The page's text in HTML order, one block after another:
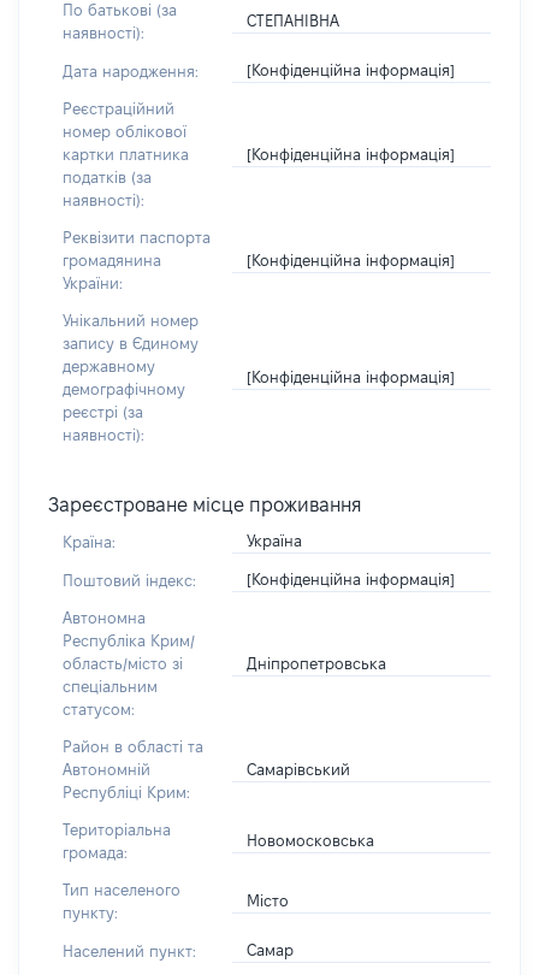
По батькові (за
наявності):
СТЕПАНІВНА
Дата народження: [Конфіденційна інформація]
Реєстраційний
номер облікової
картки платника
податків (за
наявності):
[Конфіденційна інформація]
Реквізити паспорта
громадянина
України:
[Конфіденційна інформація]
Унікальний номер
запису в Єдиному
державному
демографічному
реєстрі (за
наявності):
[Конфіденційна інформація]
Зареєстроване місце проживання
Країна: Україна
Поштовий індекс: [Конфіденційна інформація]
Автономна
Республіка Крим/
область/місто зі
спеціальним
статусом:
Дніпропетровська
Район в області та
Автономній
Республіці Крим:
Самарівський
Територіальна
громада:
Новомосковська
Тип населеного
пункту:
Місто
Населений пункт: Самар